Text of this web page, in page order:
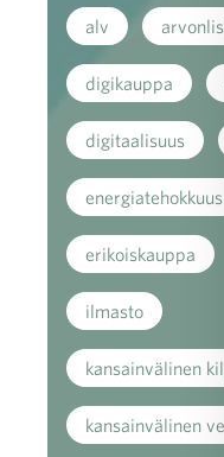
alv
digikauppa
digitaalisuus
energiatehokkuus
erikoiskauppa
ilmasto
kansainvälinen
kansainvälinen